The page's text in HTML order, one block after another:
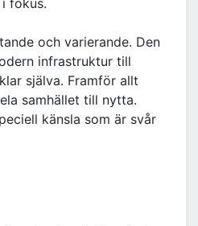
fokus.
och varierande. Den
infrastruktur till
själva. Framför allt
samhället till nytta.
känsla som är svår